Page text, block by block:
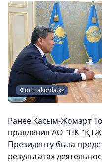
Фото: akorda.kz
Ранее Касым-Жомарт
правления АО "НК
Президенту была
результатах